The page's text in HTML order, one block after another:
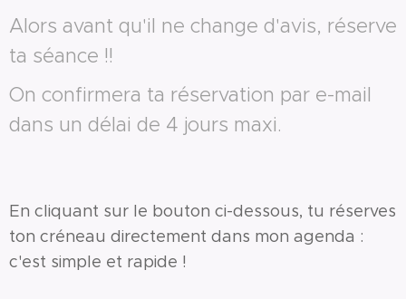
Alors avant qu'il ne change d'avis, réserve
ta séance !!
On confirmera ta réservation par e-mail
dans un délai de 4 jours maxi.
En cliquant sur le bouton ci-dessous, tu réserves
ton créneau directement dans mon agenda :
c'est simple et rapide !